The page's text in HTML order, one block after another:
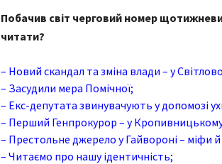
Побачив світ черговий номер
читати?
– Новий скандал та зміна влади – у
– Засудили мера Помічної;
– Екс-депутата звинувачують у допомозі
– Перший Генпрокурор – у
– Престольне джерело у Гайвороні – міфи
– Читаємо про нашу ідентичність;